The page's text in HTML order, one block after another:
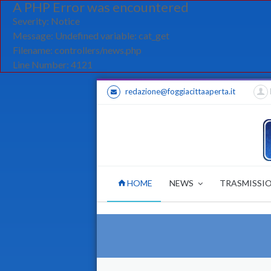
A PHP Error was encountered
Severity: Notice
Message: Undefined variable: cat_get
Filename: controllers/news.php
Line Number: 4121
redazione@foggiacittaaperta.it
HOME NEWS